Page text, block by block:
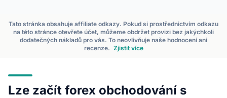
Tato stránka obsahuje affiliate odkazy. Pokud si prostřednictvím odkazu
na této stránce otevřete účet, můžeme obdržet provizi bez jakýchkoli
dodatečných nákladů pro vás. To neovlivňuje naše hodnocení ani
recenze. Zjistit více
Lze začít forex obchodování s